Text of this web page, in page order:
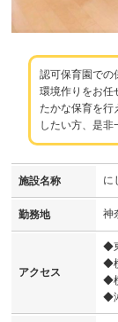
認可保育園での
環境作りをお任
たかな保育を行
したい方、是非
施設名称 に
勤務地 神
アクセス
◆
◆
◆
◆